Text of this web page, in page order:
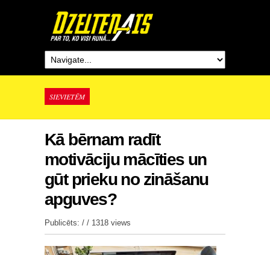
SIEVIETĒM
Kā bērnam radīt
motivāciju mācīties un
gūt prieku no zināšanu
apguves?
Publicēts: / / 1318 views